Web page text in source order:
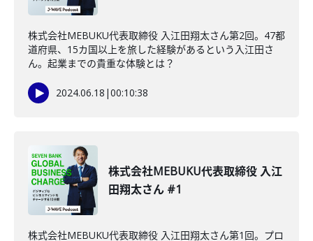
株式会社MEBUKU代表取締役 入江田翔太さん第2回。47都
道府県、15カ国以上を旅した経験があるという入江田さ
ん。起業までの貴重な体験とは？
2024.06.18 |00:10:38
株式会社MEBUKU代表取締役 入江
田翔太さん #1
株式会社MEBUKU代表取締役 入江田翔太さん第1回。プロ